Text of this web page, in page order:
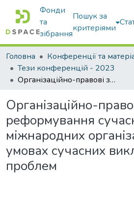
Фонди
та
зібрання
Пошук за
критеріями
Головна
Тези конференцій - 2023
Організаційно-правові засади реформування сучасних міжнародних організацій в умовах сучасних викликів та проблем
Організаційно-
реформування
міжнародних
умовах сучасних
проблем